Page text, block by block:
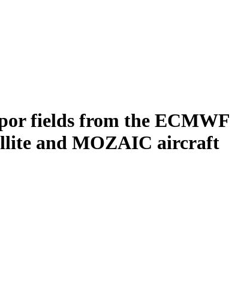
fields from the ECMWF
and MOZAIC aircraft